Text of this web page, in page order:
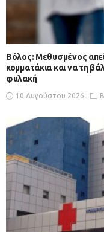
Βόλος: Μεθυσμένος
κομματάκια και να τη
φυλακή
10 Αυγούστου 2026